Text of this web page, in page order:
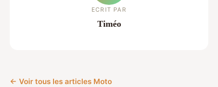
ECRIT PAR
Timéo
← Voir tous les articles Moto